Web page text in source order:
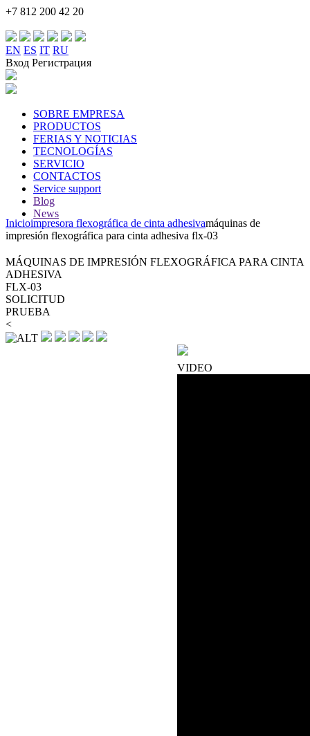
+7 812 200 42 20
EN ES IT RU
Вход Регистрация
SOBRE EMPRESA
PRODUCTOS
FERIAS Y NOTICIAS
TECNOLOGÍAS
SERVICIO
CONTACTOS
Service support
Blog
News
Inicioimpresora flexográfica de cinta adhesivamáquinas de
impresión flexográfica para cinta adhesiva flx-03
MÁQUINAS DE IMPRESIÓN FLEXOGRÁFICA PARA CINTA
ADHESIVA
FLX-03
SOLICITUD
PRUEBA
<
VIDEO